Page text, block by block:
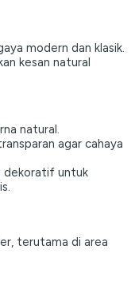
modern dan klasik.
kesan natural
natural.
agar cahaya
dekoratif untuk
terutama di area